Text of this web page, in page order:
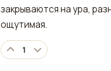
закрываются на ура,
ощутимая.
1